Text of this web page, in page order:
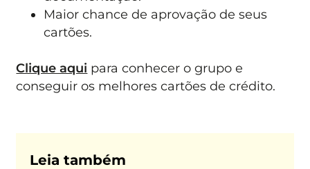
Maior chance de aprovação de seus
cartões.
Clique aqui para conhecer o grupo e
conseguir os melhores cartões de crédito.
Leia também